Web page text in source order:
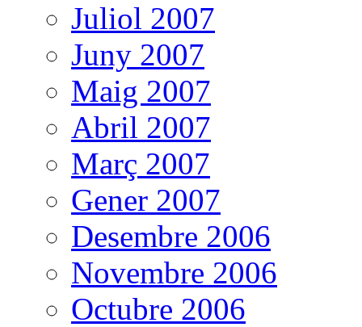
Juliol 2007
Juny 2007
Maig 2007
Abril 2007
Març 2007
Gener 2007
Desembre 2006
Novembre 2006
Octubre 2006